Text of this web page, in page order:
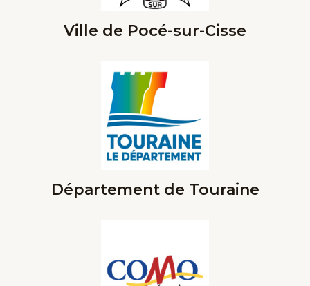
Ville de Pocé-sur-Cisse
Département de Touraine